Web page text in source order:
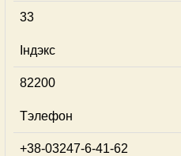
33
Індэкс
82200
Тэлефон
+38-03247-6-41-62